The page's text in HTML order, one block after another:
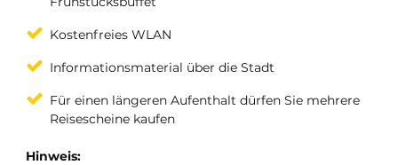
Kostenfreies WLAN
Informationsmaterial über die Stadt
Für einen längeren Aufenthalt dürfen Sie mehrere
Reisescheine kaufen
Hinweis: